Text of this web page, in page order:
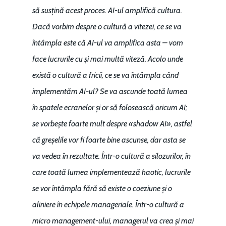
să susțină acest proces. AI-ul amplifică cultura.
Dacă vorbim despre o cultură a vitezei, ce se va
întâmpla este că AI-ul va amplifica asta – vom
face lucrurile cu și mai multă viteză. Acolo unde
există o cultură a fricii, ce se va întâmpla când
implementăm AI-ul? Se va ascunde toată lumea
în spatele ecranelor și or să folosească oricum AI;
se vorbește foarte mult despre «shadow AI», astfel
că greșelile vor fi foarte bine ascunse, dar asta se
va vedea în rezultate. Într-o cultură a silozurilor, în
care toată lumea implementează haotic, lucrurile
se vor întâmpla fără să existe o coeziune și o
aliniere în echipele manageriale. Într-o cultură a
micro management-ului, managerul va crea și mai